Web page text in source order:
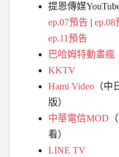
提恩傳媒
ep.07預告 | ep.08
ep.11預告
巴哈姆特動畫瘋
KKTV
Hami Video （
版）
中華電信MOD
看）
LINE TV